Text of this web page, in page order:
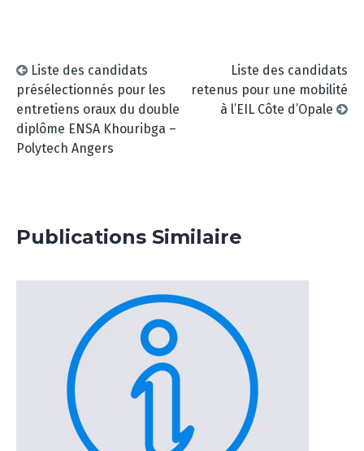
Liste des candidats
présélectionnés pour les
entretiens oraux du double
diplôme ENSA Khouribga –
Polytech Angers
Liste des candidats
retenus pour une mobilité
à l’EIL Côte d’Opale
Publications Similaire